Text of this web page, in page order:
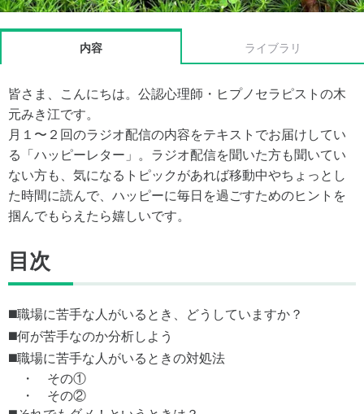
内容 ライブラリ
皆さま、こんにちは。公認心理師・ヒプノセラピストの木
元みき江です。
月１〜２回のラジオ配信の内容をテキストでお届けしてい
る「ハッピーレター」。ラジオ配信を聞いた方も聞いてい
ない方も、気になるトピックがあれば移動中やちょっとし
た時間に読んで、ハッピーに毎日を過ごすためのヒントを
掴んでもらえたら嬉しいです。
目次
◼️職場に苦手な人がいるとき、どうしていますか？
◼️何が苦手なのか分析しよう
◼️職場に苦手な人がいるときの対処法
・ その①
・ その②